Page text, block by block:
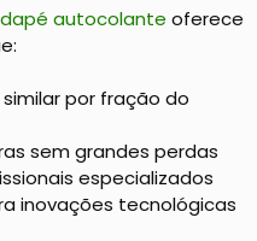
autocolante oferece
por fração do
sem grandes perdas
especializados
inovações tecnológicas